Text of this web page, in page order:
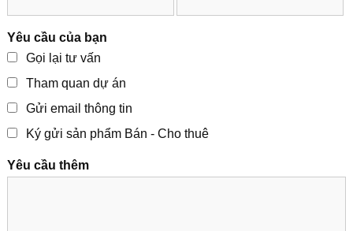
Yêu cầu của bạn
Gọi lại tư vấn
Tham quan dự án
Gửi email thông tin
Ký gửi sản phẩm Bán - Cho thuê
Yêu cầu thêm